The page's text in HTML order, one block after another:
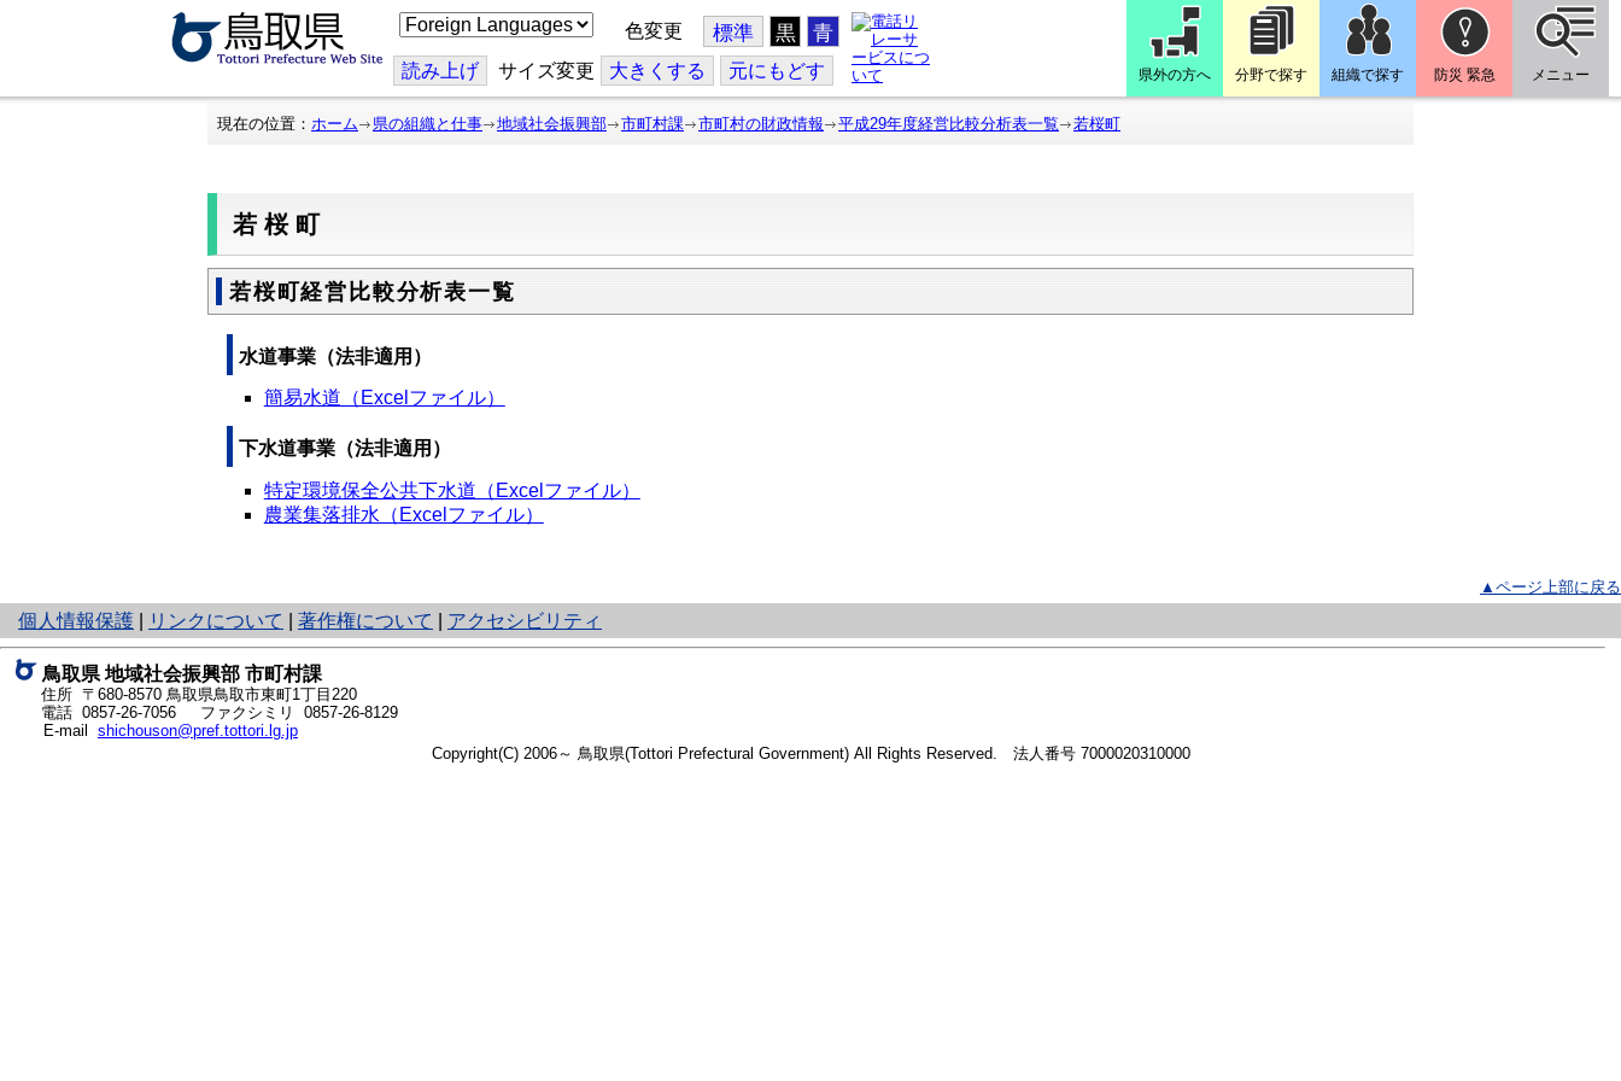
こ
の
ジ
を
翻
色変更 標準 黒 青
読み上げ サイズ変更 大きくする 元にもどす 県外の方へ 分野で探す 組織で探す 防災 緊急 メニュー
現在の位置： ホーム 県の組織と仕事 地域社会振興部 市町村課 市町村の財政情報 平成29年度経営比較分析表一覧 若桜町
若桜町
若桜町経営比較分析表一覧
水道事業（法非適用）
簡易水道（Excelファイル）
下水道事業（法非適用）
特定環境保全公共下水道（Excelファイル）
農業集落排水（Excelファイル）
▲ページ上部に戻る
個人情報保護
と
り
ネ
ッ
ト
へ
リンクについて 著作権について アクセシビリティ
鳥取県 地域社会振興部 市町村課
住所 〒680-8570 鳥取県鳥取市東町1丁目220
電話 0857-26-7056
ファクシミリ 0857-26-8129
E-mail shichouson@pref.tottori.lg.jp
Copyright(C) 2006～ 鳥取県(Tottori Prefectural Government) All Rights Reserved. 法人番号 7000020310000